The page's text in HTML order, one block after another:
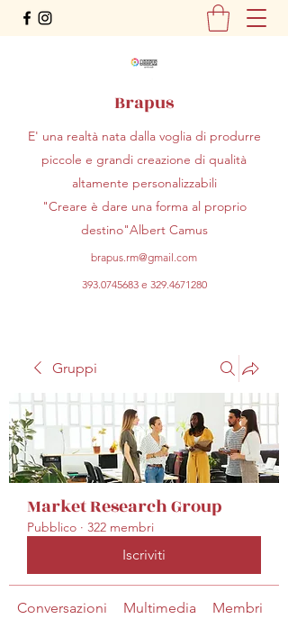
Brapus
E' una realtà nata dalla voglia di produrre
piccole e grandi creazione di qualità
altamente personalizzabili
"Creare è dare una forma al proprio
destino"Albert Camus
brapus.rm@gmail.com
393.0745683e 329.4671280
Gruppi
Market Research Group
Pubblico · 322 membri
Iscriviti
Conversazioni Multimedia Membri